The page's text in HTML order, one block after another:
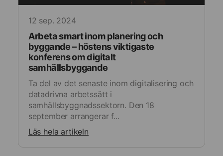
12 sep. 2024
Arbeta smart inom planering och
byggande – höstens viktigaste
konferens om digitalt
samhällsbyggande
Ta del av det senaste inom digitalisering och
datadrivna arbetssätt i
samhällsbyggnadssektorn. Den 18
september arrangerar f...
Läs hela artikeln